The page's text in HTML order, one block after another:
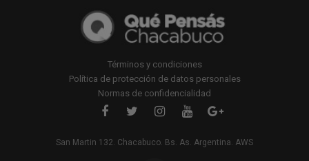
Términos y condiciones
Política de protección de datos personales
Normas de confidencialidad
San Martin 132. Chacabuco. Bs. As. Argentina. AWS